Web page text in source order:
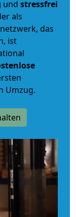
und stressfrei
als
das
ist
Umzug.